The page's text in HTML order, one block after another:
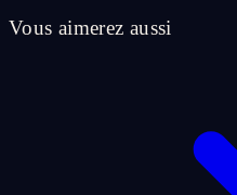
Vous aimerez aussi